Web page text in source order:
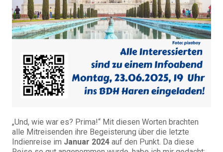
„Und, wie war es? Prima!“ Mit diesen Worten brachten
alle Mitreisenden ihre Begeisterung über die letzte
Indienreise im Januar 2024 auf den Punkt. Da diese